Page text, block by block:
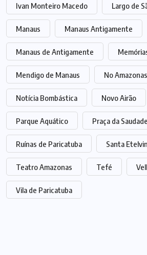
Ivan Monteiro Macedo Largo de
Manaus Manaus Antigamente
Manaus de Antigamente
Mendigo de Manaus No
Notícia Bombástica Novo Airão
Parque Aquático Praça da Saudade
Ruínas de Paricatuba Santa
Teatro Amazonas Tefé
Vila de Paricatuba